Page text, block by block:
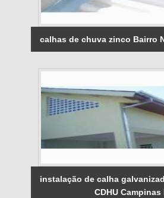
calhas de chuva zinco Bairro
instalação de calha
CDHU Campinas